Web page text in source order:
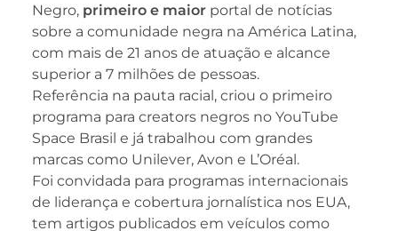
Negro, primeiro e maior portal de notícias
sobre a comunidade negra na América Latina,
com mais de 21 anos de atuação e alcance
superior a 7 milhões de pessoas.
Referência na pauta racial, criou o primeiro
programa para creators negros no YouTube
Space Brasil e já trabalhou com grandes
marcas como Unilever, Avon e L’Oréal.
Foi convidada para programas internacionais
de liderança e cobertura jornalística nos EUA,
tem artigos publicados em veículos como